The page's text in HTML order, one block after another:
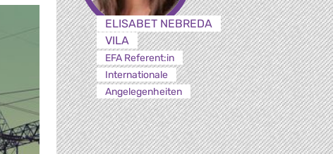
ELISABET NEBREDA
VILA
EFA Referent:in
Internationale
Angelegenheiten